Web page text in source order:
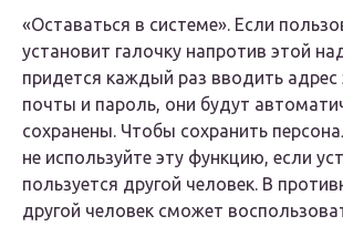
«Оставаться в системе». Если
установит галочку напротив этой
придется каждый раз вводить адрес
почты и пароль, они будут
сохранены. Чтобы сохранить
не используйте эту функцию, если
пользуется другой человек. В
другой человек сможет